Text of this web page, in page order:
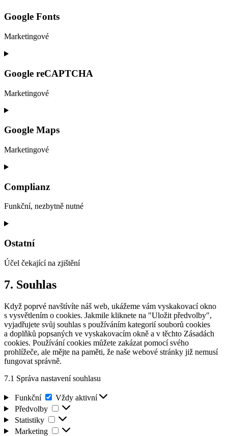
service
wordpress
Google Fonts
Marketingové
Consent
service
google-
fonts
Google reCAPTCHA
Marketingové
Consent
service
google-
recaptcha
Google Maps
Marketingové
Consent
service
google-
maps
Complianz
Funkční, nezbytně nutné
Consent
service
Ostatní
Účel čekající na zjištění
Consent
to
ostatní
7. Souhlas
Když poprvé navštívíte náš web, ukážeme vám vyskakovací okno
s vysvětlením o cookies. Jakmile kliknete na "Uložit předvolby",
vyjadřujete svůj souhlas s používáním kategorií souborů cookies
a doplňků popsaných ve vyskakovacím okně a v těchto Zásadách
cookies. Používání cookies můžete zakázat pomocí svého
prohlížeče, ale mějte na paměti, že naše webové stránky již nemusí
fungovat správně.
7.1 Správa nastavení souhlasu
Funkční Funkční
Vždy aktivní
Předvolby
Předvolby
Statistiky
Statistiky
Marketing
Marketing